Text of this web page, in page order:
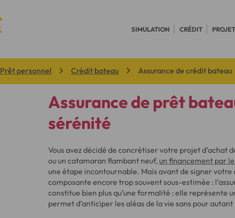
SIMULATION CRÉDIT
Prêt personnel Crédit bateau Assurance de crédit bateau
Assurance de prêt
sérénité
Vous avez décidé de concrétiser votre projet d’achat
ou un catamaran flambant neuf, un financement par
une étape incontournable. Mais avant de signer votre
composante encore trop souvent sous-estimée :
constitue bien plus qu’une formalité : elle représente
permet d’anticiper les aléas de la vie sans pour